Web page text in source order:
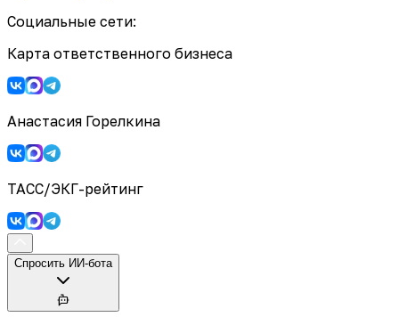
Социальные сети:
Карта ответственного бизнеса
Анастасия Горелкина
ТАСС/ЭКГ-рейтинг
Спросить ИИ-бота